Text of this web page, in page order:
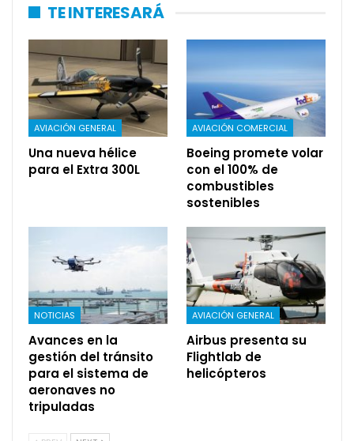
TE INTERESARÁ
AVIACIÓN GENERAL
Una nueva hélice
para el Extra 300L
AVIACIÓN COMERCIAL
Boeing promete volar
con el 100% de
combustibles
sostenibles
NOTICIAS
Avances en la
gestión del tránsito
para el sistema de
aeronaves no
tripuladas
AVIACIÓN GENERAL
Airbus presenta su
Flightlab de
helicópteros